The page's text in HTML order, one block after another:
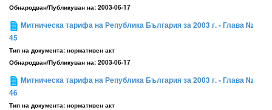
Обнародван/Публикуван на: 2003-06-17
Митническа тарифа на Република България за 2003 г. - Глава №
45
Тип на документа: нормативен акт
Обнародван/Публикуван на: 2003-06-17
Митническа тарифа на Република България за 2003 г. - Глава №
46
Тип на документа: нормативен акт